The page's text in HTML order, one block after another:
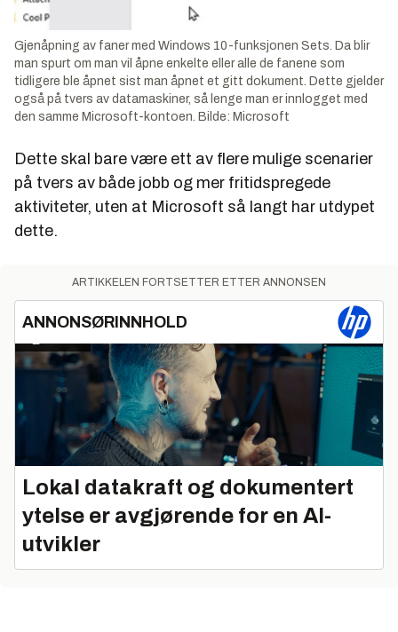
Gjenåpning av faner med Windows 10-funksjonen Sets. Da blir
man spurt om man vil åpne enkelte eller alle de fanene som
tidligere ble åpnet sist man åpnet et gitt dokument. Dette gjelder
også på tvers av datamaskiner, så lenge man er innlogget med
den samme Microsoft-kontoen. Bilde: Microsoft
Dette skal bare være ett av flere mulige scenarier
på tvers av både jobb og mer fritidspregede
aktiviteter, uten at Microsoft så langt har utdypet
dette.
ARTIKKELEN FORTSETTER ETTER ANNONSEN
ANNONSØRINNHOLD
Lokal datakraft og dokumentert
ytelse er avgjørende for en AI-
utvikler